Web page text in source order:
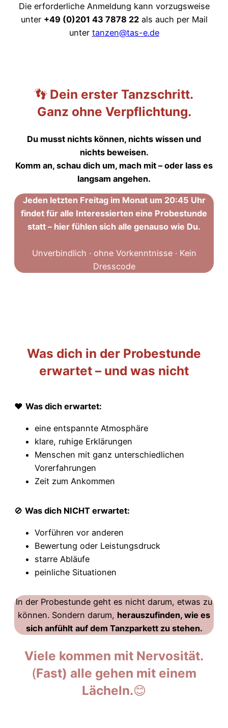
Die erforderliche Anmeldung kann vorzugsweise
unter +49 (0)201 43 7878 22als auch per Mail
unter tanzen@tas-e.de
👣 Dein erster Tanzschritt.
Ganz ohne Verpflichtung.
Du musst nichts können, nichts wissen und
nichts beweisen.
Komm an, schau dich um, mach mit – oder lass es
langsam angehen.
Jeden letzten Freitag im Monat um 20:45 Uhr
findet für alle Interessierten eine Probestunde
statt – hier fühlen sich alle genauso wie Du.
Unverbindlich · ohne Vorkenntnisse · Kein
Dresscode
Was dich in der Probestunde
erwartet – und was nicht
❤️ Was dich erwartet:
eine entspannte Atmosphäre
klare, ruhige Erklärungen
Menschen mit ganz unterschiedlichen
Vorerfahrungen
Zeit zum Ankommen
🚫 Was dich NICHT erwartet:
Vorführen vor anderen
Bewertung oder Leistungsdruck
starre Abläufe
peinliche Situationen
In der Probestunde geht es nicht darum, etwas zu
können. Sondern darum, herauszufinden, wie es
sich anfühlt auf dem Tanzparkett zu stehen.
Viele kommen mit Nervosität.
(Fast) alle gehen mit einem
Lächeln.😊